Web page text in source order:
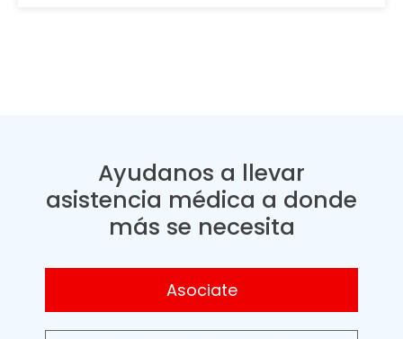
Ayudanos a llevar
asistencia médica a donde
más se necesita
Asociate